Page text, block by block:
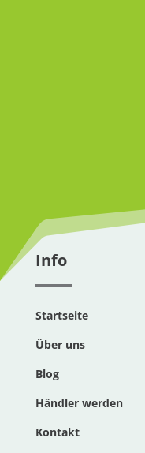
Info
Startseite
Über uns
Blog
Händler werden
Kontakt